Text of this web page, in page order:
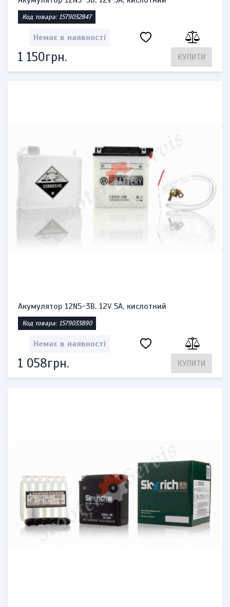
Код товара: 1579032847
Немає в наявності
1 150грн. КУПИТИ
Акумулятор 12N5-3B, 12V 5A, кислотний
Код товара: 1579033890
Немає в наявності
1 058грн. КУПИТИ